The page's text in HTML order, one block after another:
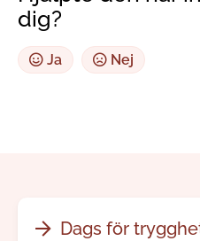
dig?
Ja Nej
Dags för